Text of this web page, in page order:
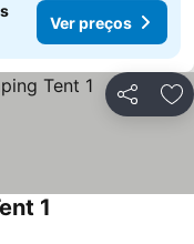
Ver preços
Partilhar
1